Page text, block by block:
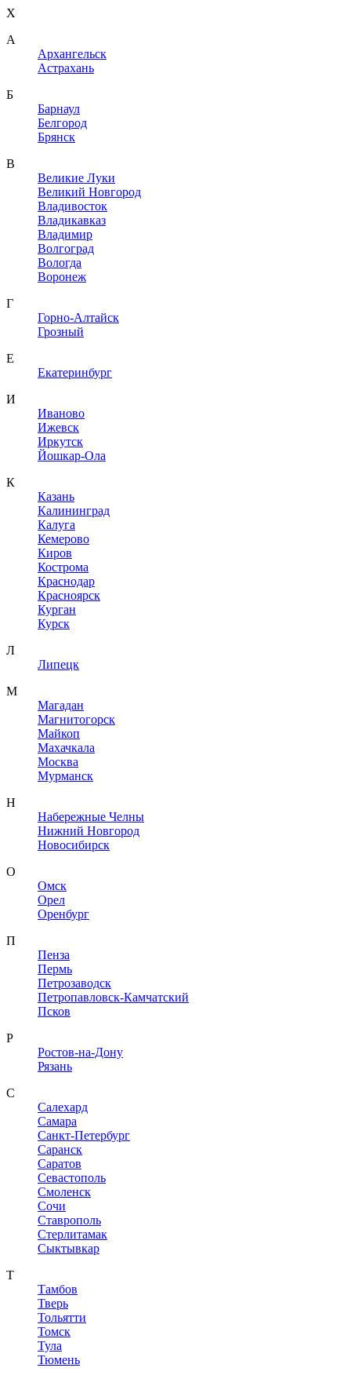
X
A
Архангельск
Астрахань
Б
Барнаул
Белгород
Брянск
В
Великие Луки
Великий Новгород
Владивосток
Владикавказ
Владимир
Волгоград
Вологда
Воронеж
Г
Горно-Алтайск
Грозный
Е
Екатеринбург
И
Иваново
Ижевск
Иркутск
Йошкар-Ола
К
Казань
Калининград
Калуга
Кемерово
Киров
Кострома
Краснодар
Красноярск
Курган
Курск
Л
Липецк
М
Магадан
Магнитогорск
Майкоп
Махачкала
Москва
Мурманск
Н
Набережные Челны
Нижний Новгород
Новосибирск
О
Омск
Орел
Оренбург
П
Пенза
Пермь
Петрозаводск
Петропавловск-Камчатский
Псков
Р
Ростов-на-Дону
Рязань
С
Салехард
Самара
Санкт-Петербург
Саранск
Саратов
Севастополь
Смоленск
Сочи
Ставрополь
Стерлитамак
Сыктывкар
Т
Тамбов
Тверь
Тольятти
Томск
Тула
Тюмень